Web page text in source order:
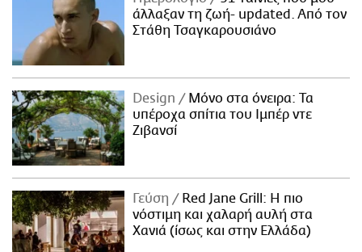
άλλαξαν τη ζωή- updated. Aπό τον
Στάθη Τσαγκαρουσιάνο
Design
Μόνο στα όνειρα: Τα
υπέροχα σπίτια του Ιμπέρ ντε
Ζιβανσί
Γεύση
Red Jane Grill: Η πιο
νόστιμη και χαλαρή αυλή στα
Χανιά (ίσως και στην Ελλάδα)